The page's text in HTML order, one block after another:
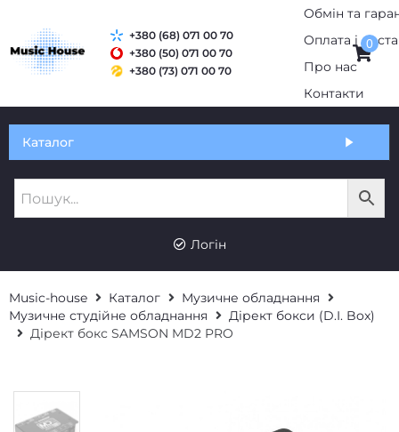
Обмін та гарантія
Про нас
+380 (50) 071 00 70
+380 (73) 071 00 70
0
RU
Логін
Music-house Каталог
Музичне обладнання
Музичне студійне обладнання
Дірект бокси (D.I. Box)
Дірект бокс SAMSON MD2 PRO